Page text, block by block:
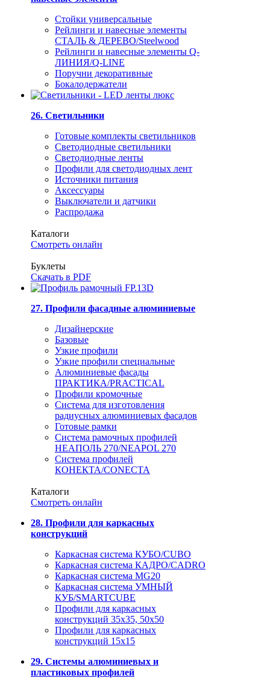
Стойки универсальные
Рейлинги и навесные элементы
СТАЛЬ & ДЕРЕВО/Steelwood
Рейлинги и навесные элементы Q-
ЛИНИЯ/Q-LINE
Поручни декоративные
Бокалодержатели
26. Светильники
Готовые комплекты светильников
Светодиодные светильники
Светодиодные ленты
Профили для светодиодных лент
Источники питания
Аксессуары
Выключатели и датчики
Распродажа
Каталоги
Смотреть онлайн
Буклеты
Скачать в PDF
27. Профили фасадные алюминиевые
Дизайнерские
Базовые
Узкие профили
Узкие профили специальные
Алюминиевые фасады
ПРАКТИКА/PRACTICAL
Профили кромочные
Система для изготовления
радиусных алюминиевых фасадов
Готовые рамки
Система рамочных профилей
НЕАПОЛЬ 270/NEAPOL 270
Система профилей
КОНЕКТА/CONECTA
Каталоги
Смотреть онлайн
28. Профили для каркасных
конструкций
Каркасная система КУБО/CUBO
Каркасная система КАДРО/CADRO
Каркасная система MG20
Каркасная система УМНЫЙ
КУБ/SMARTCUBE
Профили для каркасных
конструкций 35x35, 50x50
Профили для каркасных
конструкций 15х15
29. Системы алюминиевых и
пластиковых профилей